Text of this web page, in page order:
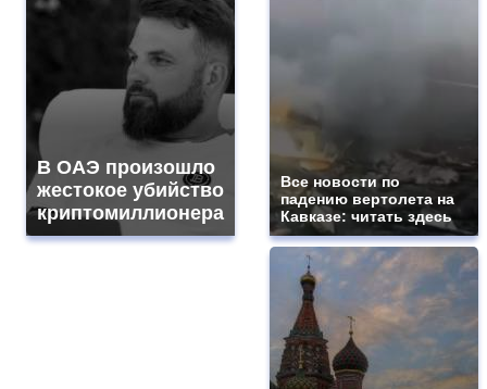
В ОАЭ произошло
жестокое убийство
криптомиллионера
Все новости по
падению вертолета на
Кавказе: читать здесь